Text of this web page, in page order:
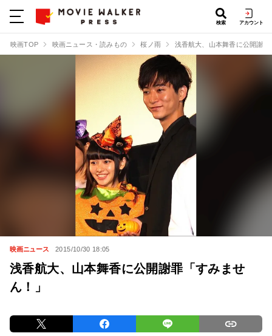
検索 アカウント
映画TOP 映画ニュース・読みもの 桜ノ雨 浅香航大、山本舞香に公開謝
映画ニュース 2015/10/30 18:05
浅香航大、山本舞香に公開謝罪「すみませ
ん！」